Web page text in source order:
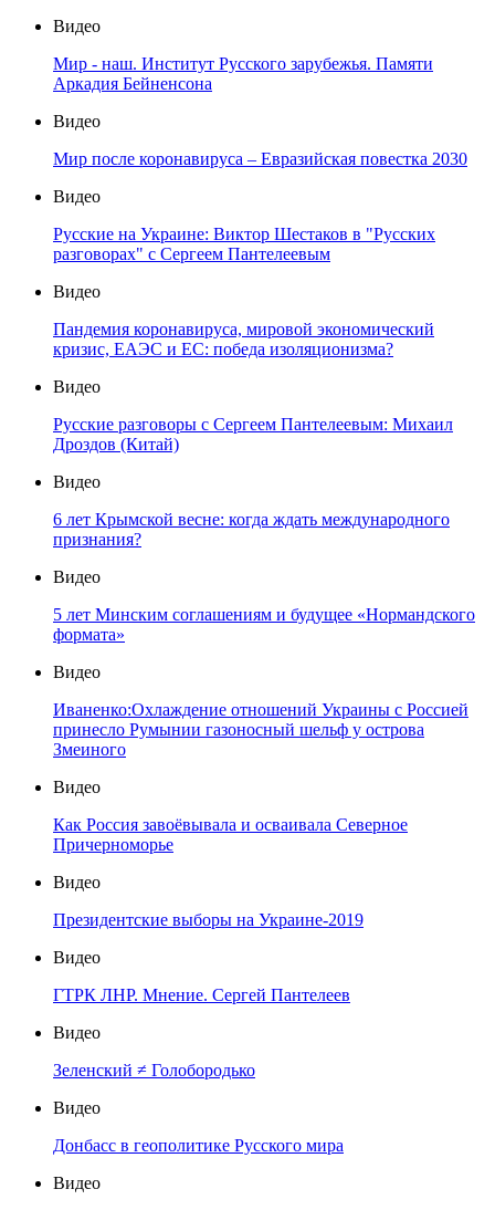
Видео
Мир - наш. Институт Русского зарубежья. Памяти
Аркадия Бейненсона
Видео
Мир после коронавируса – Евразийская повестка 2030
Видео
Русские на Украине: Виктор Шестаков в "Русских
разговорах" с Сергеем Пантелеевым
Видео
Пандемия коронавируса, мировой экономический
кризис, ЕАЭС и ЕС: победа изоляционизма?
Видео
Русские разговоры с Сергеем Пантелеевым: Михаил
Дроздов (Китай)
Видео
6 лет Крымской весне: когда ждать международного
признания?
Видео
5 лет Минским соглашениям и будущее «Нормандского
формата»
Видео
Иваненко:Охлаждение отношений Украины с Россией
принесло Румынии газоносный шельф у острова
Змеиного
Видео
Как Россия завоёвывала и осваивала Северное
Причерноморье
Видео
Президентские выборы на Украине-2019
Видео
ГТРК ЛНР. Мнение. Сергей Пантелеев
Видео
Зеленский ≠ Голобородько
Видео
Донбасс в геополитике Русского мира
Видео